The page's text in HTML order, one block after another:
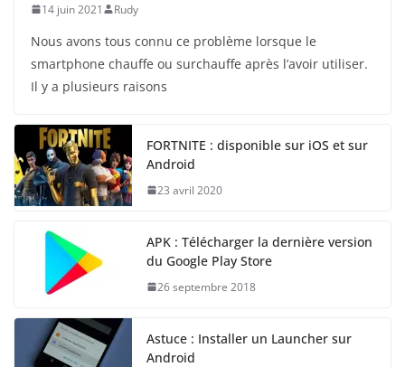
14 juin 2021 Rudy
Nous avons tous connu ce problème lorsque le
smartphone chauffe ou surchauffe après l’avoir utiliser.
Il y a plusieurs raisons
FORTNITE : disponible sur iOS et sur
Android
23 avril 2020
APK : Télécharger la dernière version
du Google Play Store
26 septembre 2018
Astuce : Installer un Launcher sur
Android